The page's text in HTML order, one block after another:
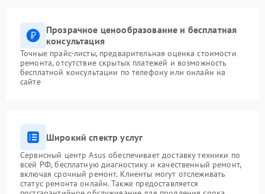
Прозрачное ценообразование и бесплатная
консультация
Точные прайс-листы, предварительная оценка стоимости
ремонта, отсутствие скрытых платежей и возможность
бесплатной консультации по телефону или онлайн на
сайте
Широкий спектр услуг
Сервисный центр Asus обеспечивает доставку техники по
всей РФ, бесплатную диагностику и качественный ремонт,
включая срочный ремонт. Клиенты могут отслеживать
статус ремонта онлайн. Также предоставляется